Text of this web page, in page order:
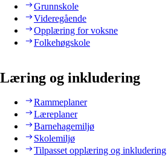
Grunnskole
Videregående
Opplæring for voksne
Folkehøgskole
Læring og inkludering
Rammeplaner
Læreplaner
Barnehagemiljø
Skolemiljø
Tilpasset opplæring og inkludering